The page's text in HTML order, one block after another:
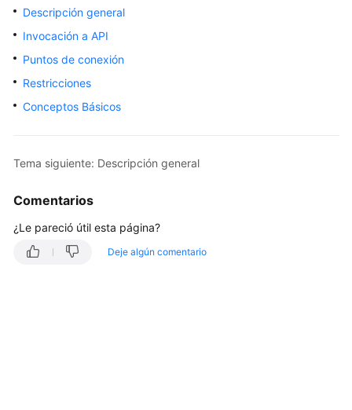
iniciales
Guía
usuario
frecuentes
Referencia
la
API
Descripción general
Invocación a API
Puntos de conexión
Restricciones
Conceptos Básicos
Tema siguiente: Descripción general
Comentarios
¿Le pareció útil esta página?
Deje algún comentario